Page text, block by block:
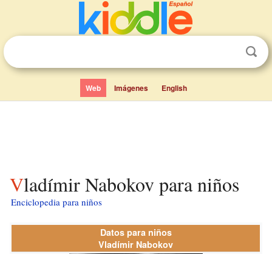
Web Imágenes English
Vladímir Nabokov para niños
Enciclopedia para niños
Datos para niños
Vladímir Nabokov